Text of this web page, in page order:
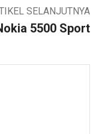
SELANJUTNYA
5500 Sport